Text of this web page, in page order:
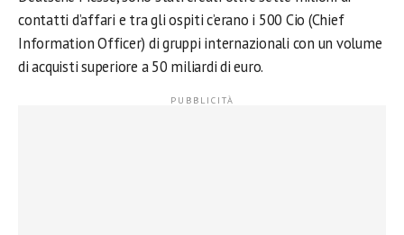
contatti d’affari e tra gli ospiti c’erano i 500 Cio (Chief
Information Officer) di gruppi internazionali con un volume
di acquisti superiore a 50 miliardi di euro.